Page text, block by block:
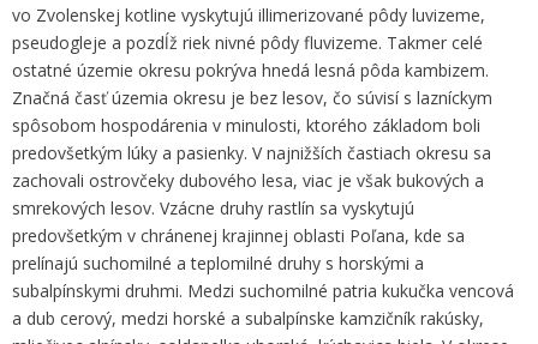
vo Zvolenskej kotline vyskytujú illimerizované pôdy luvizeme,
pseudogleje a pozdĺž riek nivné pôdy fluvizeme. Takmer celé
ostatné územie okresu pokrýva hnedá lesná pôda kambizem.
Značná časť územia okresu je bez lesov, čo súvisí s lazníckym
spôsobom hospodárenia v minulosti, ktorého základom boli
predovšetkým lúky a pasienky. V najnižších častiach okresu sa
zachovali ostrovčeky dubového lesa, viac je však bukových a
smrekových lesov. Vzácne druhy rastlín sa vyskytujú
predovšetkým v chránenej krajinnej oblasti Poľana, kde sa
prelínajú suchomilné a teplomilné druhy s horskými a
subalpínskymi druhmi. Medzi suchomilné patria kukučka vencová
a dub cerový, medzi horské a subalpínske kamzičník rakúsky,